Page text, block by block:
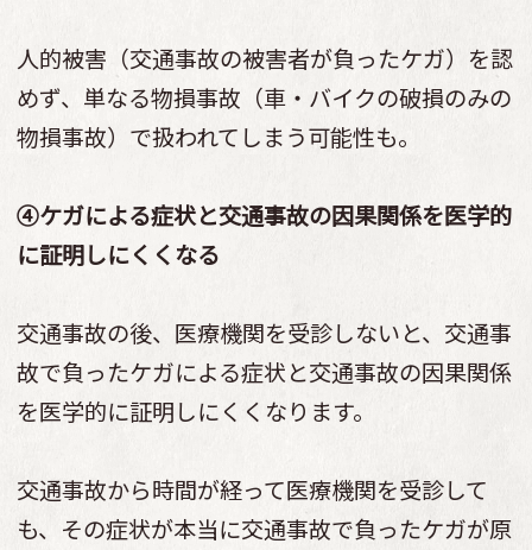
人的被害（交通事故の被害者が負ったケガ）を認
めず、単なる物損事故（車・バイクの破損のみの
物損事故）で扱われてしまう可能性も。
④ケガによる症状と交通事故の因果関係を医学的
に証明しにくくなる
交通事故の後、医療機関を受診しないと、交通事
故で負ったケガによる症状と交通事故の因果関係
を医学的に証明しにくくなります。
交通事故から時間が経って医療機関を受診して
も、その症状が本当に交通事故で負ったケガが原